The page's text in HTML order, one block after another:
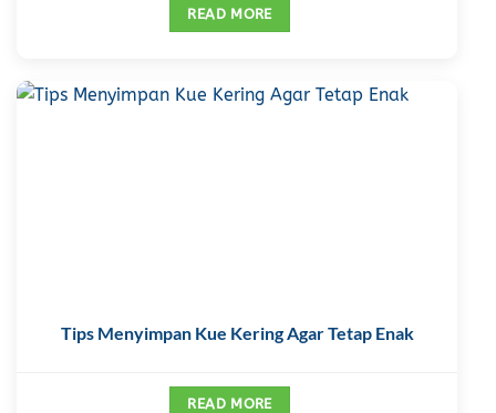
READ MORE
Tips Menyimpan Kue Kering Agar Tetap Enak
READ MORE